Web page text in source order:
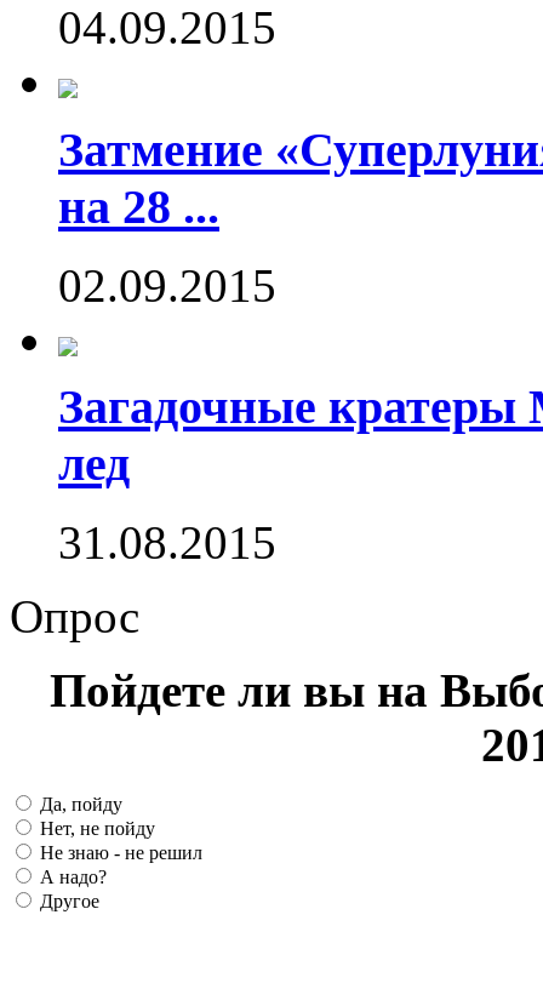
04.09.2015
Затмение
на 28 ...
02.09.2015
Загадочные
лед
31.08.2015
Опрос
Пойдете ли вы на
Да, пойду
Нет, не пойду
Не знаю - не решил
А надо?
Другое